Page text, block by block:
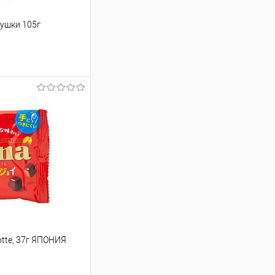
105г
от 250 000 ₽
указана в корзине и
общая сумма
37г ЯПОНИЯ